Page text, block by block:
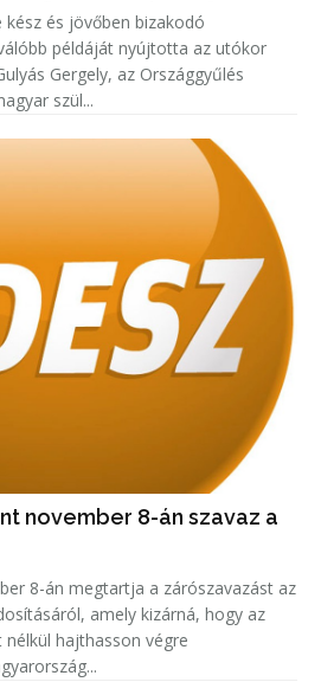
és jövőben bizakodó
példáját nyújtotta az utókor
Gergely, az Országgyűlés
szül...
november 8-án szavaz a
8-án megtartja a zárószavazást az
amely kizárná, hogy az
hajthasson végre